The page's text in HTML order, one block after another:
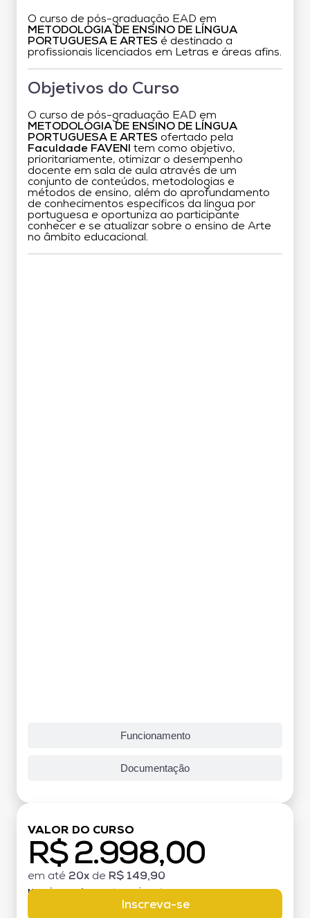
O curso de pós-graduação EAD em
METODOLOGIA DE ENSINO DE LÍNGUA
PORTUGUESA E ARTES é destinado a
profissionais licenciados em Letras e áreas afins.
Objetivos do Curso
O curso de pós-graduação EAD em
METODOLOGIA DE ENSINO DE LÍNGUA
PORTUGUESA E ARTES ofertado pela
Faculdade FAVENI
tem como objetivo,
prioritariamente, otimizar o desempenho
docente em sala de aula através de um
conjunto de conteúdos, metodologias e
métodos de ensino, além do aprofundamento
de conhecimentos específicos da língua por
portuguesa e oportuniza ao participante
conhecer e se atualizar sobre o ensino de Arte
no âmbito educacional.
Funcionamento
Documentação
VALOR DO CURSO
R$ 2.998,00
em até 20x de R$ 149,90
MATRÍCULA:
Inscreva-se